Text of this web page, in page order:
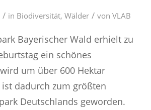
/ in Biodiversität, Wälder / von VLAB
Bayerischer Wald erhielt zu
ein schönes
um über 600 Hektar
dadurch zum größten
Deutschlands geworden.